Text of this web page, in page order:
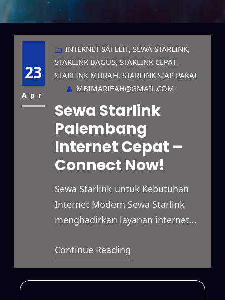
23
Apr
INTERNET SATELIT, SEWA STARLINK
STARLINK BAGUS, STARLINK CEPAT
STARLINK MURAH, STARLINK SIAP PAKAI
MBIMARIFAH@GMAIL.COM
Sewa Starlink
Palembang
Internet Cepat –
Connect Now!
Sewa Starlink untuk Kebutuhan
Internet Modern Sewa Starlink
menghadirkan layanan internet
dapat digunakan dalam berbagai
kondisi. Layanan ini mampu
mendukung kebutuhan bisnis,
Continue Reading